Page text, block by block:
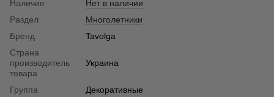
Наличие
Нет в наличии
Раздел
Многолетники
Бренд
Tavolga
Страна
производитель
товара
Украина
Группа Декоративные